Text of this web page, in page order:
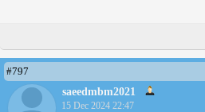
#797
saeedmbm2021
15 Dec 2024 22:47